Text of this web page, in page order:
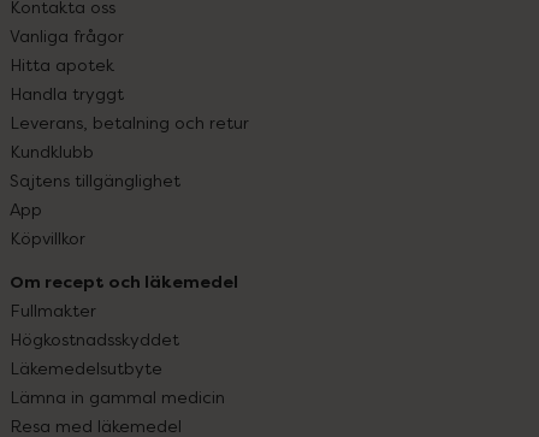
Kontakta oss
Vanliga frågor
Hitta apotek
Handla tryggt
Leverans, betalning och retur
Kundklubb
Sajtens tillgänglighet
App
Köpvillkor
Om recept och läkemedel
Fullmakter
Högkostnadsskyddet
Läkemedelsutbyte
Lämna in gammal medicin
Resa med läkemedel